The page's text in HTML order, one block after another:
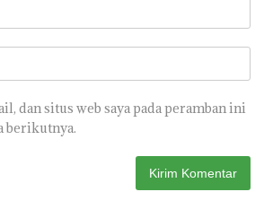
dan situs web saya pada peramban ini
berikutnya.